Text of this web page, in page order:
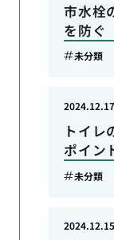
市水栓
を防ぐ
未分類
トイレ
ポイン
2024.12.17
未分類
2024.12.15